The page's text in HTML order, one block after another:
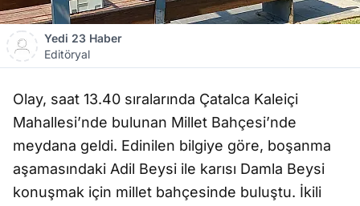
Yedi 23 Haber
Editöryal
Olay, saat 13.40 sıralarında Çatalca Kaleiçi
Mahallesi’nde bulunan Millet Bahçesi’nde
meydana geldi. Edinilen bilgiye göre, boşanma
aşamasındaki Adil Beysi ile karısı Damla Beysi
konuşmak için millet bahçesinde buluştu. İkili